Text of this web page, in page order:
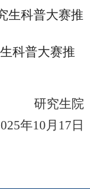
生科普大赛推
科普大赛推
研究生院
5年10月 17 日